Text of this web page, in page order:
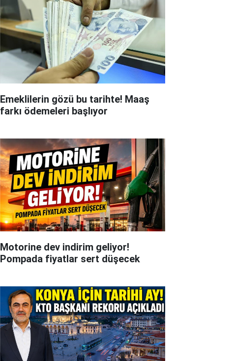
Emeklilerin gözü bu tarihte! Maaş
farkı ödemeleri başlıyor
Motorine dev indirim geliyor!
Pompada fiyatlar sert düşecek